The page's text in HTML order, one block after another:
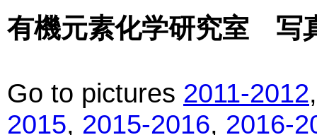
有機元素化学研究室 写
Go to pictures 2011-2012
2015, 2015-2016, 2016-